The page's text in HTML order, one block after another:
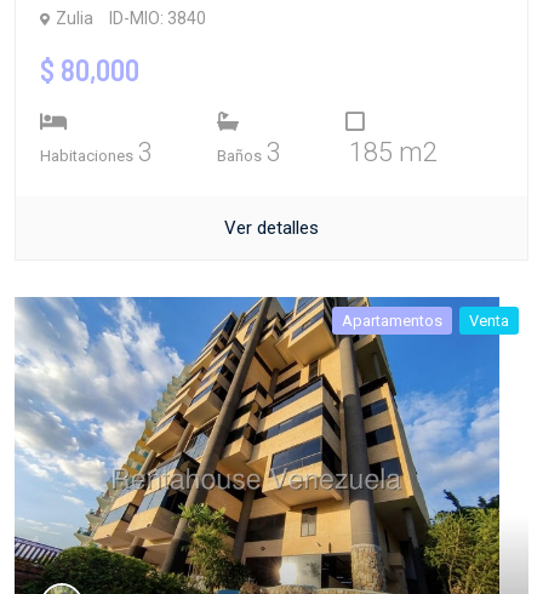
Zulia ID-MIO: 3840
$ 80,000
Habitaciones 3 Baños 3 185 m2
Ver detalles
Apartamentos Venta